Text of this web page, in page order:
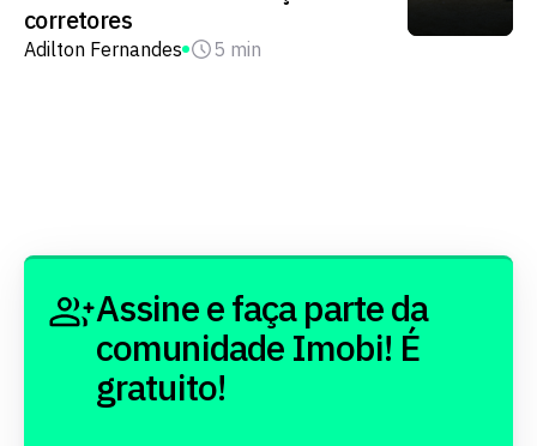
corretores
Adilton Fernandes 5 min
Assine e faça parte da
comunidade Imobi! É
gratuito!